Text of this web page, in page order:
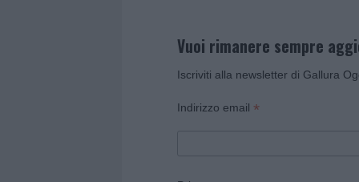
Vuoi rimanere sempre
Iscriviti alla newsletter di Gallura
Indirizzo email *